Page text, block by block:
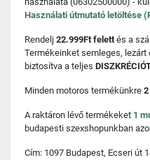
Használati útmutató letöltése
Rendelj 22.999Ft felettés a
Termékeinket semleges,
biztosítva a teljes
Minden motoros termékünkre
A raktáron lévő termékeket 1
budapesti szexshopunkban
Cím: 1097 Budapest, Ecseri út